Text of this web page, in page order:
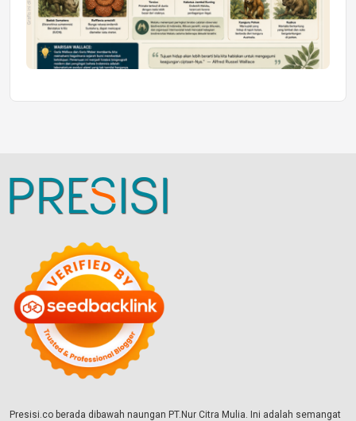
Presisi.co berada dibawah naungan PT.Nur Citra Mulia. Ini adalah semangat